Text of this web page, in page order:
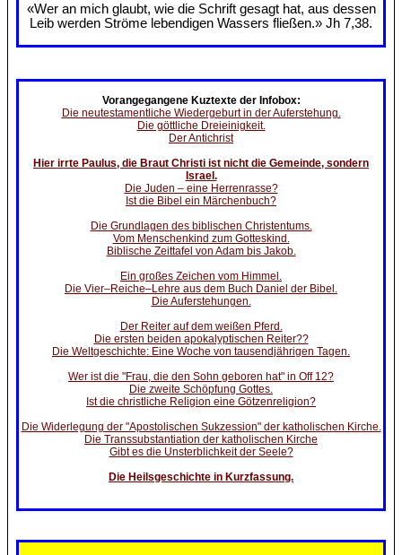
«Wer an mich glaubt, wie die Schrift gesagt hat, aus dessen
Leib werden Ströme lebendigen Wassers fließen.» Jh 7,38.
Vorangegangene Kuztexte der Infobox:
Die neutestamentliche Wiedergeburt in der Auferstehung.
Die göttliche Dreieinigkeit.
Der Antichrist
Hier irrte Paulus, die Braut Christi ist nicht die Gemeinde, sondern
Israel.
Die Juden – eine Herrenrasse?
Ist die Bibel ein Märchenbuch?
Die Grundlagen des biblischen Christentums.
Vom Menschenkind zum Gotteskind.
Biblische Zeittafel von Adam bis Jakob.
Ein großes Zeichen vom Himmel.
Die Vier–Reiche–Lehre aus dem Buch Daniel der Bibel.
Die Auferstehungen.
Der Reiter auf dem weißen Pferd.
Die ersten beiden apokalyptischen Reiter??
Die Weltgeschichte: Eine Woche von tausendjährigen Tagen.
Wer ist die "Frau, die den Sohn geboren hat" in Off 12?
Die zweite Schöpfung Gottes.
Ist die christliche Religion eine Götzenreligion?
Die Widerlegung der "Apostolischen Sukzession" der katholischen Kirche.
Die Transsubstantiation der katholischen Kirche
Gibt es die Unsterblichkeit der Seele?
Die Heilsgeschichte in Kurzfassung.